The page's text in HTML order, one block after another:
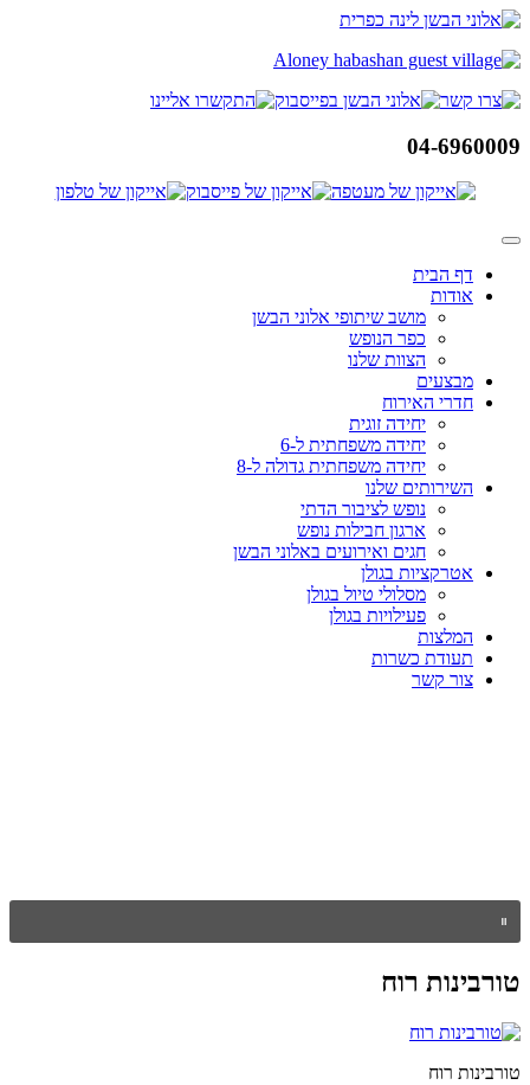
דלג
04-6960009
דף הבית
אודות
מושב שיתופי אלוני הבשן
כפר הנופש
הצוות שלנו
מבצעים
חדרי האירוח
יחידה זוגית
יחידה משפחתית ל-6
יחידה משפחתית גדולה ל-8
השירותים שלנו
נופש לציבור הדתי
ארגון חבילות נופש
חגים ואירועים באלוני הבשן
אטרקציות בגולן
מסלולי טיול בגולן
פעילויות בגולן
המלצות
תעודת כשרות
צור קשר
טורבינות רוח
טורבינות רוח